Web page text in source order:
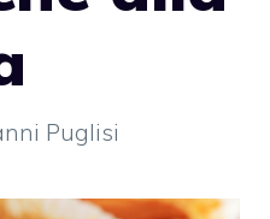
Puglisi